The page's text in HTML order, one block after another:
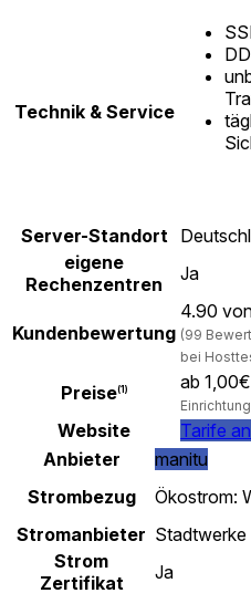
Technik & Service
Server-Standort
eigene
Rechenzentren
Ja
Kundenbewertung
4.90
(99
bei
Preise(1) ab
Website Tarife
Anbieter
manitu
Strombezug
Ökostrom:
Stromanbieter Stadtwerke
Strom
Zertifikat
Ja